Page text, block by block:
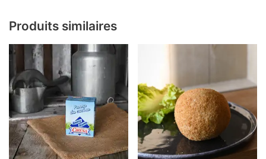
Produits similaires